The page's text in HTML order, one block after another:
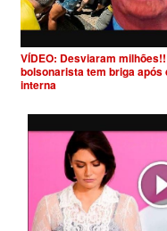
VÍDEO: Desviaram
bolsonarista tem briga
interna